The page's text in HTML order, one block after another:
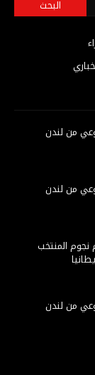
المنتخب